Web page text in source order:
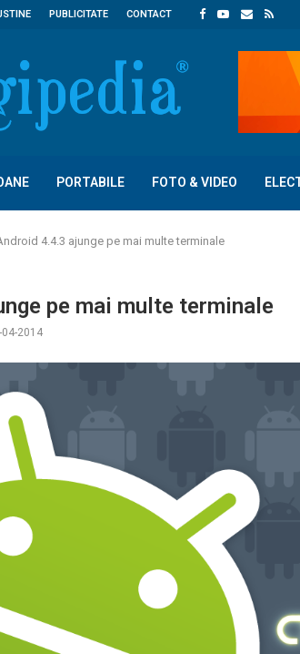
PUBLICITATE CONTACT
PORTABILE FOTO & VIDEO
4.4.3 ajunge pe mai multe terminale
pe mai multe terminale
04-2014